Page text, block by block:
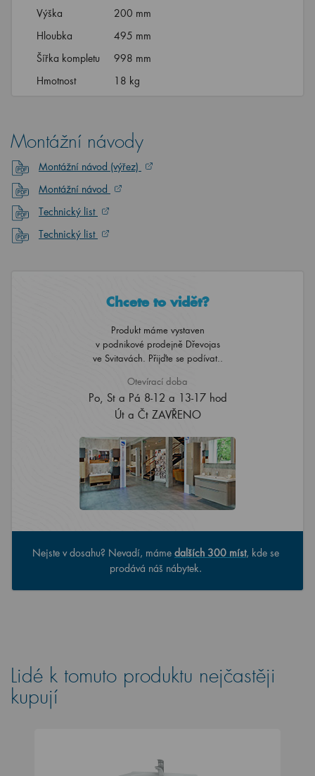
Výška
200 mm
Hloubka
495 mm
Šířka kompletu
998 mm
Hmotnost
18 kg
Montážní návody
Montážní návod (výřez)
Montážní návod
Technický list
Technický list
Chcete to vidět?
Produkt máme vystaven
v podnikové prodejně Dřevojas
ve Svitavách. Přijďte se podívat..
Otevírací doba
Po, St a Pá 8-12 a 13-17 hod
Út a Čt ZAVŘENO
Nejste v dosahu? Nevadí, máme dalších 300 míst, kde se
prodává náš nábytek.
Lidé k tomuto produktu nejčastěji
kupují